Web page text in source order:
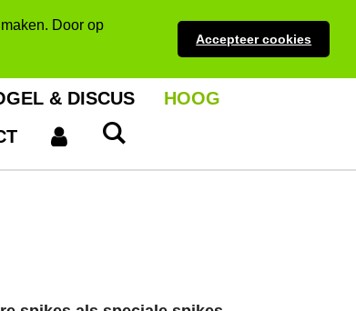
Door op
Accepteer cookies
& DISCUS
HOOG